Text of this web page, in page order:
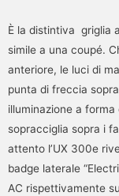
È la distintiva griglia
simile a una coupé.
anteriore, le luci di
punta di freccia
illuminazione a forma
sopracciglia sopra i
attento l’UX 300e
badge laterale
AC rispettivamente